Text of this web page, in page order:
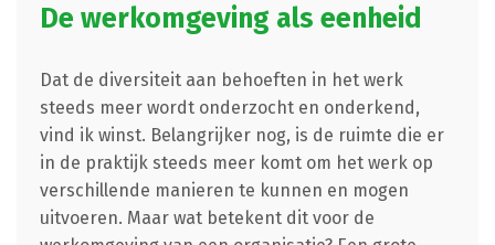
De werkomgeving als eenheid
Dat de diversiteit aan behoeften in het werk
steeds meer wordt onderzocht en onderkend,
vind ik winst. Belangrijker nog, is de ruimte die er
in de praktijk steeds meer komt om het werk op
verschillende manieren te kunnen en mogen
uitvoeren. Maar wat betekent dit voor de